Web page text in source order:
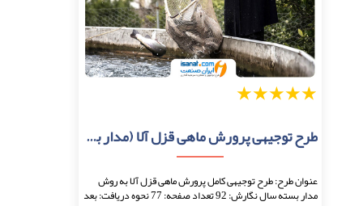
5
4
3
2
طرح توجیهی پرورش ماهی قزل آلا (مدار بسته)
عنوان طرح: طرح توجیهی کامل پرورش ماهی قزل آلا به روش
مدار بسته سال نگارش: 92 تعداد صفحه: 77 نحوه دریافت: بعد